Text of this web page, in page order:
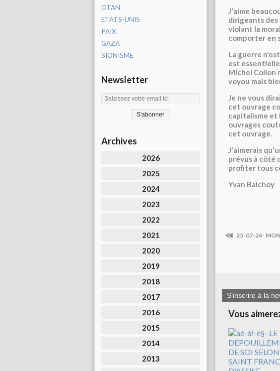
OTAN
ETATS-UNIS
PAIX
GAZA
SIONISME
Newsletter
Archives
2026
2025
2024
2023
2022
2021
2020
2019
2018
2017
2016
2015
2014
2013
J'aime
dirigeants
violant la
comporter en
La guerre
est
Michel Collon
voyou mais
Je ne vous
cet ouvrage
capitalisme et
ouvrages
cet ouvrage.
J'aimerais
prévus à côté
profiter tous
Yvan Balchoy
25-07-24-
S'inscrire à la
Vous